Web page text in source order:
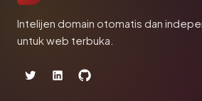
Intelijen domain otomatis dan
untuk web terbuka.